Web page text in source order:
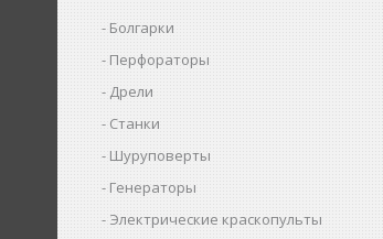
Болгарки
Перфораторы
Дрели
Станки
Шуруповерты
Генераторы
Электрические краскопульты